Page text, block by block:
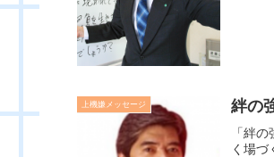
上機嫌メッセージ 絆の
「絆
く場づ